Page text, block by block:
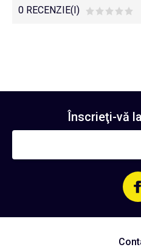
0 RECENZIE(I)
Înscrieţi-vă la